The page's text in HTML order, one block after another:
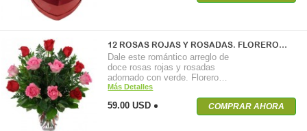
12 ROSAS ROJAS Y ROSADAS. FLORERO…
Dale este romántico arreglo de
doce rosas rojas y rosadas
adornado con verde. Florero…
Más Detalles
59.00 USD COMPRAR AHORA